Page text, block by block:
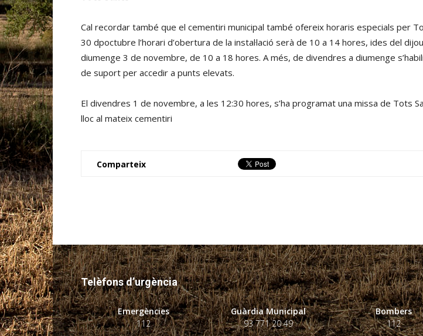
Cal recordar també que el cementiri municipal també ofereix horaris especials per
30 dpoctubre l’horari d’obertura de la instal·lació serà de 10 a 14 hores, ides del
diumenge 3 de novembre, de 10 a 18 hores. A més, de divendres a diumenge
de suport per accedir a punts elevats.
El divendres 1 de novembre, a les 12:30 hores, s’ha programat una missa de Tots
lloc al mateix cementiri
Comparteix
Telèfons d’urgència
Emergències
112
Guàrdia Municipal
93 771 20 49
Bombers
112